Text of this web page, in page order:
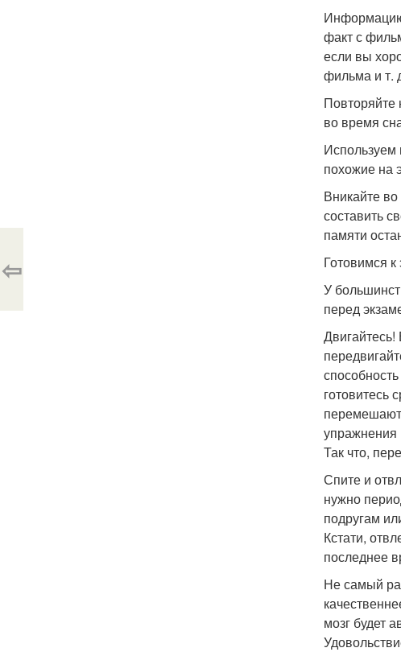
Информацию
факт с
если вы
фильма и т.
во время
похожие на
Вникайте
составить
памяти
Готовимся к
У
перед
Двигайтесь!
готовитесь
упражнения
Так что,
Спите и
нужно
подругам
Кстати,
последнее
Не самый
мозг будет
⇦